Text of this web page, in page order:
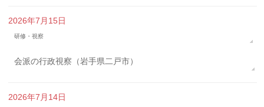
2026年7月15日
研修・視察
会派の行政視察（岩手県二戸市）
2026年7月14日